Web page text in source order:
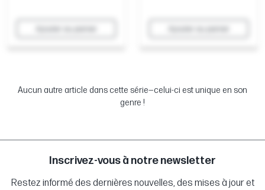
Aucun autre article dans cette série—celui-ci est unique en son
genre !
Inscrivez-vous à notre newsletter
Restez informé des dernières nouvelles, des mises à jour et